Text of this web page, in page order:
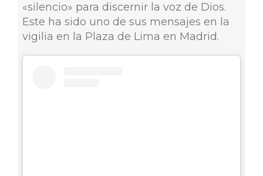
«silencio» para discernir la voz de Dios.
Este ha sido uno de sus mensajes en la
vigilia en la Plaza de Lima en Madrid.